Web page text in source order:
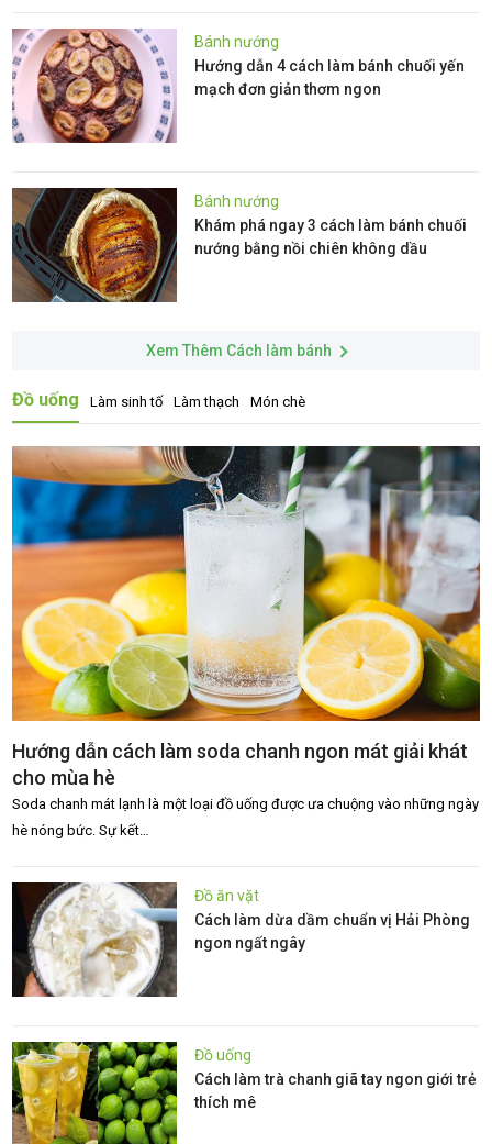
Bánh nướng
Hướng dẫn 4 cách làm bánh chuối yến
mạch đơn giản thơm ngon
Bánh nướng
Khám phá ngay 3 cách làm bánh chuối
nướng bằng nồi chiên không dầu
Xem Thêm Cách làm bánh
Đồ uống Làm sinh tố Làm thạch Món chè
Hướng dẫn cách làm soda chanh ngon mát giải khát
cho mùa hè
Soda chanh mát lạnh là một loại đồ uống được ưa chuộng vào những ngày
hè nóng bức. Sự kết…
Đồ ăn vặt
Cách làm dừa dầm chuẩn vị Hải Phòng
ngon ngất ngây
Đồ uống
Cách làm trà chanh giã tay ngon giới trẻ
thích mê